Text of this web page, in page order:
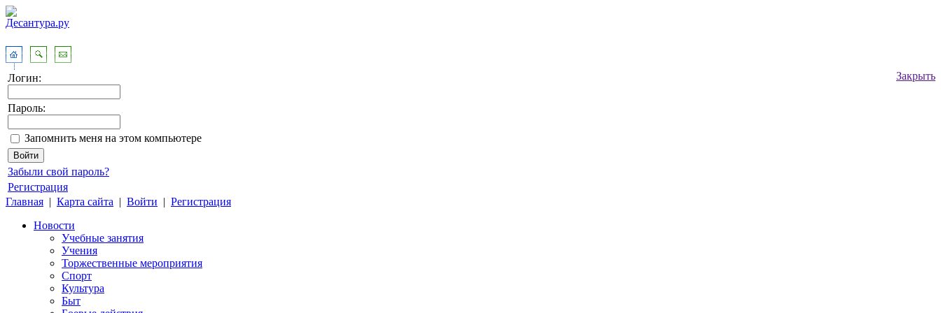
Закрыть
Логин:
Пароль:
Запомнить меня на этом компьютере
Забыли свой пароль?
Регистрация
Главная | Карта сайта | Войти | Регистрация
Новости
Учебные занятия
Учения
Торжественные мероприятия
Спорт
Культура
Быт